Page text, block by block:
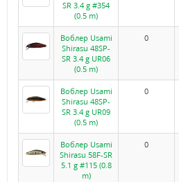
SR 3.4 g #354
(0.5 m)
Воблер Usami
Shirasu 48SP-
SR 3.4 g UR06
(0.5 m)
0
Воблер Usami
Shirasu 48SP-
SR 3.4 g UR09
(0.5 m)
0
Воблер Usami
Shirasu 58F-SR
5.1 g #115 (0.8
m)
0